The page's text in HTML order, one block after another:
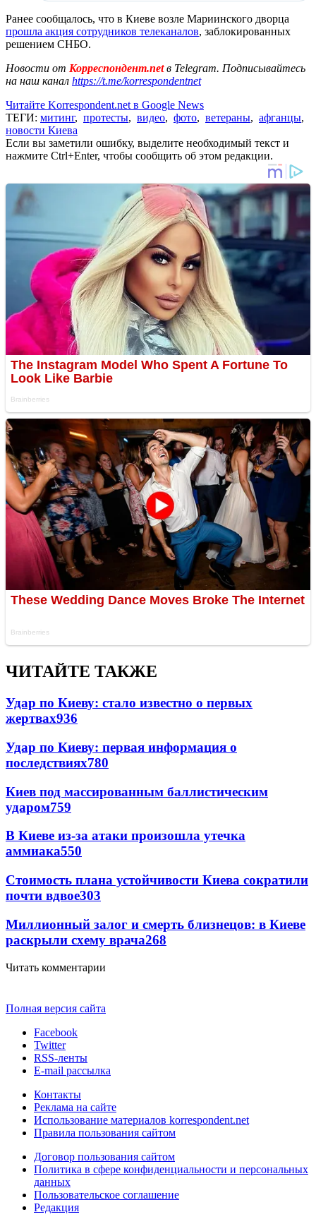
Ранее сообщалось, что в Киеве возле Мариинского дворца
прошла акция сотрудников телеканалов, заблокированных
решением СНБО.
Новости от Корреспондент.netв Telegram. Подписывайтесь
на наш канал https://t.me/korrespondentnet
Читайте Korrespondent.net в Google News
ТЕГИ: митинг, протесты, видео, фото, ветераны, афганцы,
новости Киева
Если вы заметили ошибку, выделите необходимый текст и
нажмите Ctrl+Enter, чтобы сообщить об этом редакции.
ЧИТАЙТЕ ТАКЖЕ
Удар по Киеву: стало известно о первых
жертвах936
Удар по Киеву: первая информация о
последствиях780
Киев под массированным баллистическим
ударом759
В Киеве из-за атаки произошла утечка
аммиака550
Стоимость плана устойчивости Киева сократили
почти вдвое303
Миллионный залог и смерть близнецов: в Киеве
раскрыли схему врача268
Читать комментарии
Полная версия сайта
Facebook
Twitter
RSS-ленты
E-mail рассылка
Контакты
Реклама на сайте
Использование материалов korrespondent.net
Правила пользования сайтом
Договор пользования сайтом
Политика в сфере конфиденциальности и персональных
данных
Пользовательское соглашение
Редакция